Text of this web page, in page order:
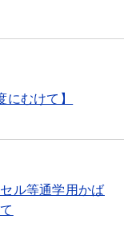
むけて】
ル等通学用かば